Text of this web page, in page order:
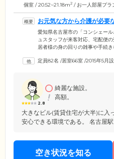
個室 / 20.52~21.18m2 / お一人部屋プラ
お元気な方から介護が必要
します
愛知県名古屋市の「コンシェー
ュスタッフが来客対応、宅配便
居者様の身の回りの雑事や手続
も可能です。施設には訪問介護
る体制が整っています。「ゆと
に、介護を必要としない方から
活をお届けします。
定員82名 /居室66室 /2015年5月
2.8
綺麗な施設。
高額。
大きなビル(賃貸住宅が大半)に入
安心できる環境である。 名古屋駅
空き状況を知る